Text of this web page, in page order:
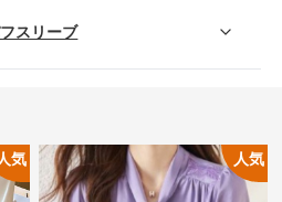
スリーブ
人気 人気